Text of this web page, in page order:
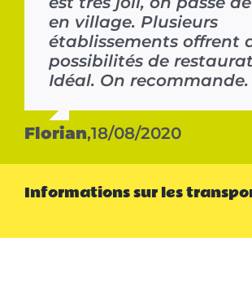
en village. Plusieurs
établissements offrent
possibilités de
Idéal. On recommande.
Florian,18/08/2020
Informations sur les